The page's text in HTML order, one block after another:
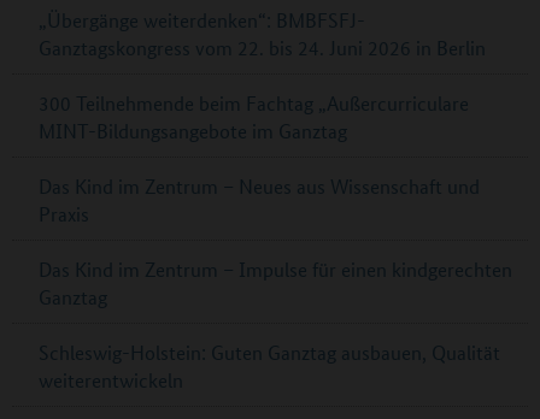
„Übergänge weiterdenken“: BMBFSFJ-
Ganztagskongress vom 22. bis 24. Juni 2026 in Berlin
300 Teilnehmende beim Fachtag „Außercurriculare
MINT-Bildungsangebote im Ganztag
Das Kind im Zentrum – Neues aus Wissenschaft und
Praxis
Das Kind im Zentrum – Impulse für einen kindgerechten
Ganztag
Schleswig-Holstein: Guten Ganztag ausbauen, Qualität
weiterentwickeln